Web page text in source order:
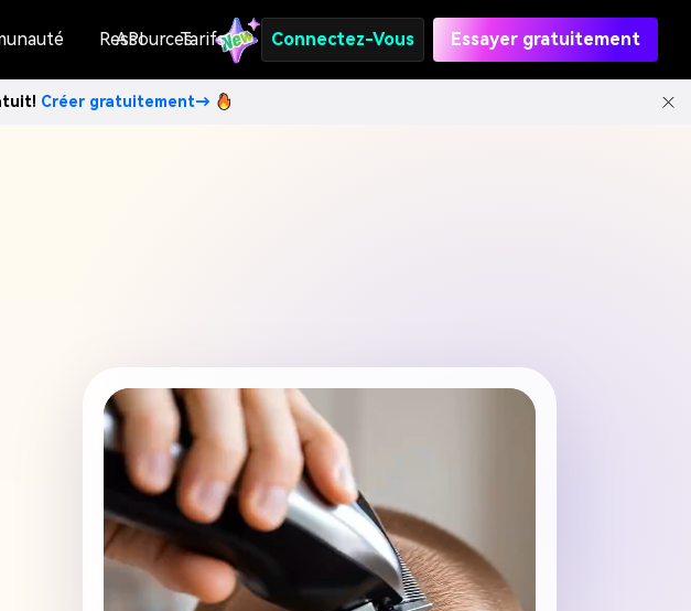
Ressources
API Tarifs Connectez-Vous Essayer gratuitement
Créer gratuitement→